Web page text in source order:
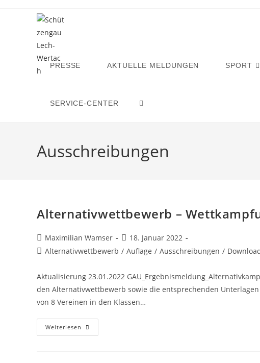
PRESSE AKTUELLE MELDUNGEN SPORT
SERVICE-CENTER WEBSITE-
Ausschreibungen
Alternativwettbewerb –
Beitrags-
Autor:
Maximilian Wamser
Beitrag
veröffentlicht:
18. Januar 2022
Beitrags-
Alternativwettbewerb / Auflage / Ausschreibungen /
Aktualisierung 23.01.2022
den Alternativwettbewerb sowie die entsprechenden
von 8 Vereinen in den Klassen…
Weiterlesen Alternativwettbewerb
–